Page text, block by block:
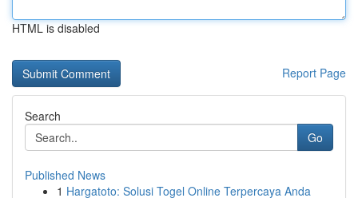
HTML is disabled
Report Page
Search
Go
Published News
1 Hargatoto: Solusi Togel Online Terpercaya Anda